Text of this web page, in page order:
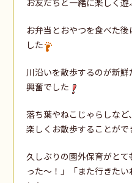
お弁当とおやつを食べた
した
川沿いを散歩するのが新
興奮でした
落ち葉やねこじゃらしな
楽しくお散歩することがで
久しぶりの園外保育がと
った～！」「また行きた